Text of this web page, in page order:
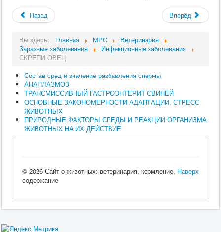
Назад Вперёд
Вы здесь: Главная МРС
Ветеринария
Заразные заболевания
Инфекционные заболевания
СКРЕПИ ОВЕЦ
Состав сред и значение разбавления спермы
АНАПЛАЗМОЗ
ТРАНСМИССИВНЫЙ ГАСТРОЭНТЕРИТ СВИНЕЙ
ОСНОВНЫЕ ЗАКОНОМЕРНОСТИ АДАПТАЦИИ, СТРЕСС
ЖИВОТНЫХ
ПРИРОДНЫЕ ФАКТОРЫ СРЕДЫ И РЕАКЦИИ ОРГАНИЗМА
ЖИВОТНЫХ НА ИХ ДЕЙСТВИЕ
Наверх
© 2026 Сайт о животных: ветеринария, кормление,
содержание